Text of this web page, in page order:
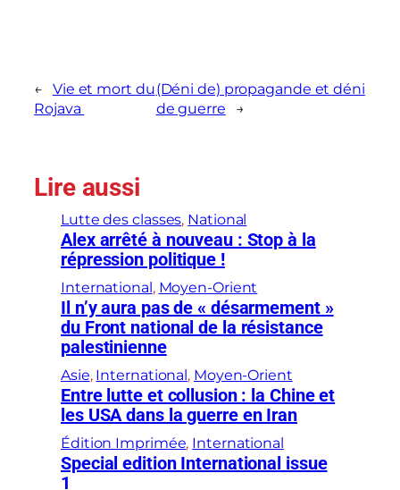
←
Vie et mort du
Rojava
(Déni de) propagande et déni
de guerre
→
Lire aussi
Lutte des classes, National
Alex arrêté à nouveau : Stop à la
répression politique !
International , Moyen-Orient
Il n’y aura pas de « désarmement »
du Front national de la résistance
palestinienne
Asie, International , Moyen-Orient
Entre lutte et collusion : la Chine et
les USA dans la guerre en Iran
Édition Imprimée, International
Special edition International issue
1